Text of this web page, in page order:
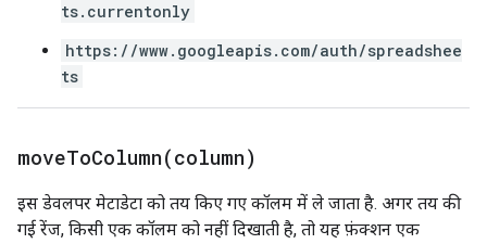
ts.currentonly
https://www.googleapis.com/auth/spreadshee
ts
moveToColumn(column)
इस डेवलपर मेटाडेटा को तय किए गए कॉलम में ले जाता है. अगर तय की
गई रेंज, किसी एक कॉलम को नहीं दिखाती है, तो यह फ़ंक्शन एक